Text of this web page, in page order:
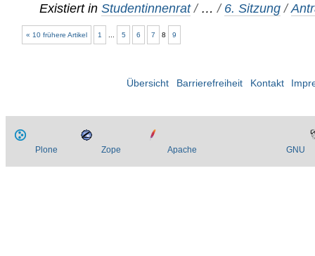
Existiert in Studentinnenrat / …/ 6. Sitzung /
« 10 frühere Artikel 1 5 6 7 8 9
Übersicht Barrierefreiheit Kontakt
Plone Zope Apache GNU